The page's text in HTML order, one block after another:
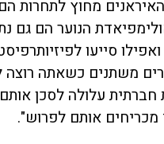
מחוץ לתחרות הם
הנוער הם גם
סייעו
משתנים כשאתה רוצה
עלולה לסכן
מכריחים אותם לפרוש".